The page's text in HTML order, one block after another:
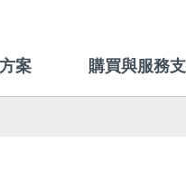
案 購買與服務